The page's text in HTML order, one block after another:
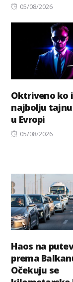
Posted
05/08/2026
Oktriveno ko
najbolju tajnu
u Evropi
Posted
05/08/2026
Haos na
prema
Očekuju se